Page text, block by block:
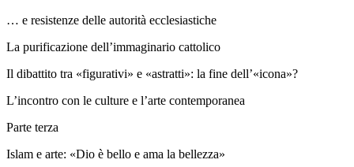
… e resistenze delle autorità ecclesiastiche
La purificazione dell’immaginario cattolico
Il dibattito tra «figurativi» e «astratti»: la fine dell’«icona»?
L’incontro con le culture e l’arte contemporanea
Parte terza
Islam e arte: «Dio è bello e ama la bellezza»